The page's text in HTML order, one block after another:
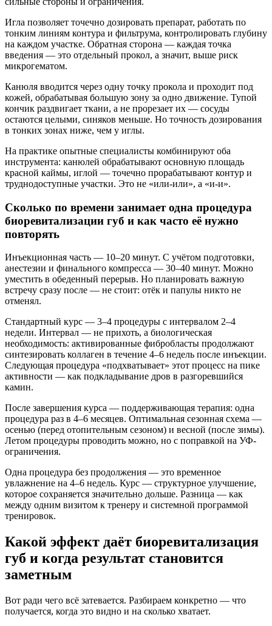
Игла позволяет точечно дозировать препарат, работать по
тонким линиям контура и фильтрума, контролировать глубину
на каждом участке. Обратная сторона — каждая точка
введения — это отдельный прокол, а значит, выше риск
микрогематом.
Канюля вводится через одну точку прокола и проходит под
кожей, обрабатывая большую зону за одно движение. Тупой
кончик раздвигает ткани, а не прорезает их — сосуды
остаются целыми, синяков меньше. Но точность дозирования
в тонких зонах ниже, чем у иглы.
На практике опытные специалисты комбинируют оба
инструмента: канюлей обрабатывают основную площадь
красной каймы, иглой — точечно прорабатывают контур и
труднодоступные участки. Это не «или-или», а «и-и».
Сколько по времени занимает одна процедура
биоревитализации губ и как часто её нужно
повторять
Инъекционная часть — 10–20 минут. С учётом подготовки,
анестезии и финального компресса — 30–40 минут. Можно
уместить в обеденный перерыв. Но планировать важную
встречу сразу после — не стоит: отёк и папулы никто не
отменял.
Стандартный курс — 3–4 процедуры с интервалом 2–4
недели. Интервал — не прихоть, а биологическая
необходимость: активированные фибробласты продолжают
синтезировать коллаген в течение 4–6 недель после инъекции.
Следующая процедура «подхватывает» этот процесс на пике
активности — как подкладывание дров в разгоревшийся
камин.
После завершения курса — поддерживающая терапия: одна
процедура раз в 4–6 месяцев. Оптимальная сезонная схема —
осенью (перед отопительным сезоном) и весной (после зимы).
Летом процедуры проводить можно, но с поправкой на УФ-
ограничения.
Одна процедура без продолжения — это временное
увлажнение на 4–6 недель. Курс — структурное улучшение,
которое сохраняется значительно дольше. Разница — как
между одним визитом к тренеру и системной программой
тренировок.
Какой эффект даёт биоревитализация
губ и когда результат становится
заметным
Вот ради чего всё затевается. Разбираем конкретно — что
получается, когда это видно и на сколько хватает.